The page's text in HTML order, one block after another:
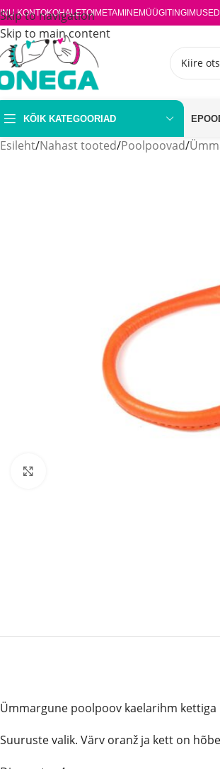
Skip to navigation
Skip to main content
KONTOKOHALETOIMETAMINEMÜÜGITINGIMUSED
KÕIK KATEGOORIAD
Esileht/Nahast tooted/Poolpoovad/
Ümmargune poolpoov kaelarihm kettiga
Suuruste valik. Värv oranž ja kett on